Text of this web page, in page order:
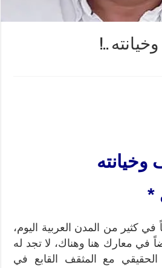
..!
*
في كثير من المدن العربية اليوم،
في معارك هنا وهناك، لا تجد له
الحقيقي مع المثقف القابع في